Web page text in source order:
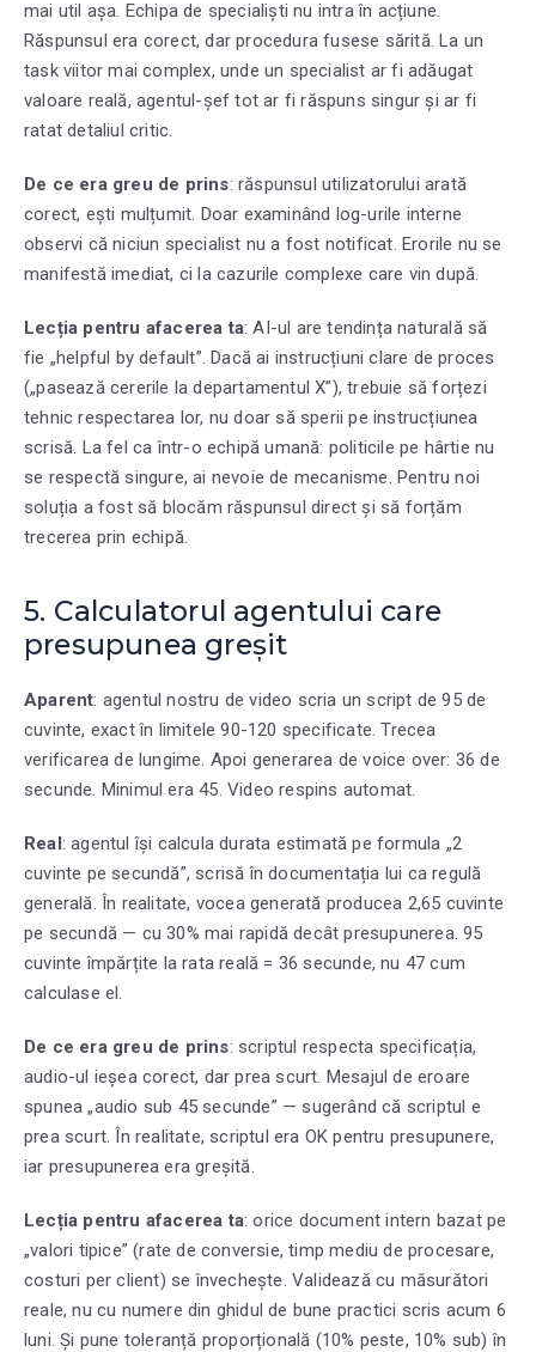
mai util așa. Echipa de specialiști nu intra în acțiune.
Răspunsul era corect, dar procedura fusese sărită. La un
task viitor mai complex, unde un specialist ar fi adăugat
valoare reală, agentul-șef tot ar fi răspuns singur și ar fi
ratat detaliul critic.
De ce era greu de prins: răspunsul utilizatorului arată
corect, ești mulțumit. Doar examinând log-urile interne
observi că niciun specialist nu a fost notificat. Erorile nu se
manifestă imediat, ci la cazurile complexe care vin după.
Lecția pentru afacerea ta: AI-ul are tendința naturală să
fie „helpful by default”. Dacă ai instrucțiuni clare de proces
(„pasează cererile la departamentul X”), trebuie să forțezi
tehnic respectarea lor, nu doar să sperii pe instrucțiunea
scrisă. La fel ca într-o echipă umană: politicile pe hârtie nu
se respectă singure, ai nevoie de mecanisme. Pentru noi
soluția a fost să blocăm răspunsul direct și să forțăm
trecerea prin echipă.
5. Calculatorul agentului care
presupunea greșit
Aparent: agentul nostru de video scria un script de 95 de
cuvinte, exact în limitele 90-120 specificate. Trecea
verificarea de lungime. Apoi generarea de voice over: 36 de
secunde. Minimul era 45. Video respins automat.
Real: agentul își calcula durata estimată pe formula „2
cuvinte pe secundă”, scrisă în documentația lui ca regulă
generală. În realitate, vocea generată producea 2,65 cuvinte
pe secundă — cu 30% mai rapidă decât presupunerea. 95
cuvinte împărțite la rata reală = 36 secunde, nu 47 cum
calculase el.
De ce era greu de prins: scriptul respecta specificația,
audio-ul ieșea corect, dar prea scurt. Mesajul de eroare
spunea „audio sub 45 secunde” — sugerând că scriptul e
prea scurt. În realitate, scriptul era OK pentru presupunere,
iar presupunerea era greșită.
Lecția pentru afacerea ta: orice document intern bazat pe
„valori tipice” (rate de conversie, timp mediu de procesare,
costuri per client) se învechește. Validează cu măsurători
reale, nu cu numere din ghidul de bune practici scris acum 6
luni. Și pune toleranță proporțională (10% peste, 10% sub) în